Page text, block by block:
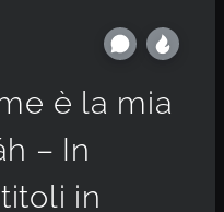
è la mia
– In
in